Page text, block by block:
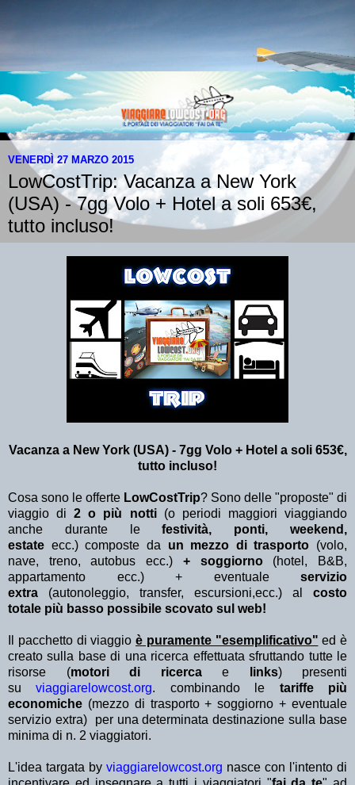
VENERDÌ 27 MARZO 2015
LowCostTrip: Vacanza a New York
(USA) - 7gg Volo + Hotel a soli 653€,
tutto incluso!
Vacanza a New York (USA) - 7gg Volo + Hotel a soli 653€,
tutto incluso!
Cosa sono le offerte LowCostTrip? Sono delle "proposte" di
viaggio di2 o più notti (o periodi maggiori viaggiando
anche durante lefestività, ponti, weekend,
estate ecc.) composte da un mezzo di trasporto (volo,
nave, treno, autobus ecc.) + soggiorno(hotel, B&B,
appartamento ecc.) + eventuale servizio
extra (autonoleggio, transfer, escursioni,ecc.) al costo
totale più basso possibile scovato sul web!
Il pacchetto di viaggio è puramente "esemplificativo" ed è
creato sulla base di una ricerca effettuata sfruttando tutte le
risorse (motori di ricerca e links) presenti
suviaggiarelowcost.org. combinando le tariffe più
economiche (mezzo di trasporto + soggiorno + eventuale
servizio extra)
per una determinata destinazione sulla base
minima di n. 2 viaggiatori.
L'idea targata by viaggiarelowcost.org nasce con l'intento di